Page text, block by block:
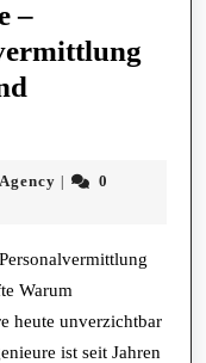
–
SHASEOAgency
|
0
Warum
heute unverzichtbar
ist seit Jahren